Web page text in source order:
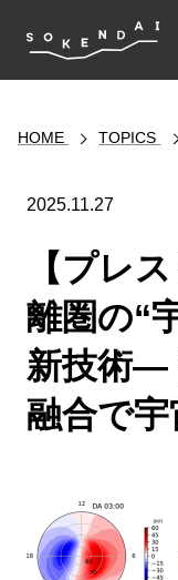
HOME TOPICS
2025.11.27
【プレ
離圏の“
新技術—
融合で